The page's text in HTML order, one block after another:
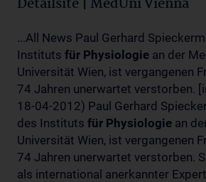
Detailsite | MedUni Vienna
...All News Paul Gerhard
Instituts für Physiologie an der
Universität Wien, ist vergangenen
74 Jahren unerwartet verstorben.
18-04-2012) Paul Gerhard
des Instituts für Physiologie an
Universität Wien, ist vergangenen
74 Jahren unerwartet verstorben.
als international anerkannter